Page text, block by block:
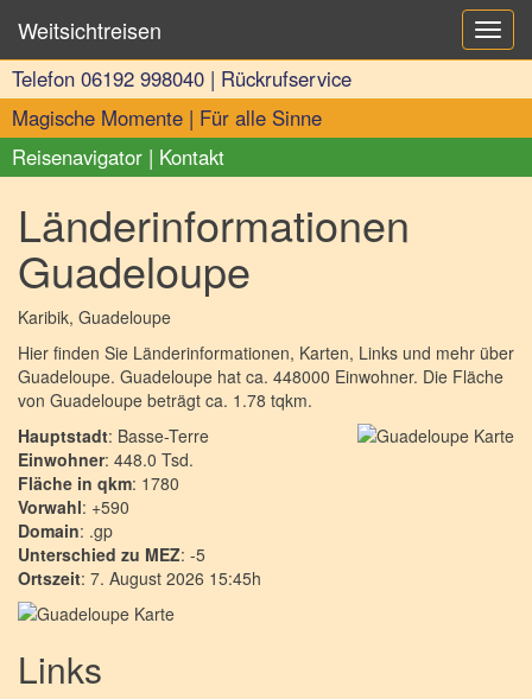
Telefon 06192 998040 | Rückrufservice
Magische Momente | Für alle Sinne
Reisenavigator | Kontakt
Länderinformationen
Guadeloupe
Karibik, Guadeloupe
Hier finden Sie Länderinformationen, Karten, Links und mehr über
Guadeloupe. Guadeloupe hat ca. 448000 Einwohner. Die Fläche
von Guadeloupe beträgt ca. 1.78 tqkm.
Hauptstadt: Basse-Terre
Einwohner: 448.0 Tsd.
Fläche in qkm: 1780
Vorwahl: +590
Domain: .gp
Unterschied zu MEZ: -5
Ortszeit: 7. August 2026 15:45h
Links
Weitsichtreisen